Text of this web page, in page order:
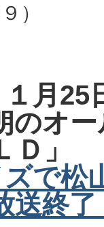
）
月25
のオー
」
で松
送終了